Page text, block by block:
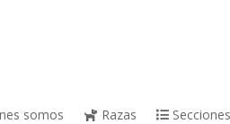
somos Razas Secciones